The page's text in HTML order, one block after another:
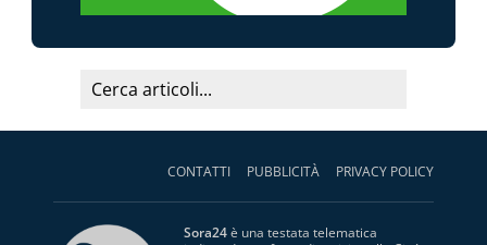
CONTATTI PUBBLICITÀ PRIVACY POLICY
Sora24è una testata telematica